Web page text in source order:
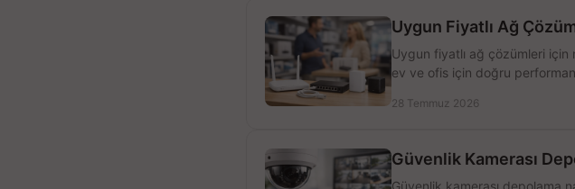
Uygun Fiyatlı Ağ
Uygun fiyatlı ağ çözümleri
ev ve ofis için doğru
28 Temmuz 2026
Güvenlik Kamerası
Güvenlik kamerası depolama